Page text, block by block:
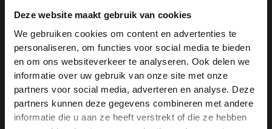
Deze website maakt gebruik van cookies
We gebruiken cookies om content en advertenties te
personaliseren, om functies voor social media te bieden
en om ons websiteverkeer te analyseren. Ook delen we
informatie over uw gebruik van onze site met onze
partners voor social media, adverteren en analyse. Deze
partners kunnen deze gegevens combineren met andere
informatie die u aan ze heeft verstrekt of die ze hebben
10 Augustus 2021